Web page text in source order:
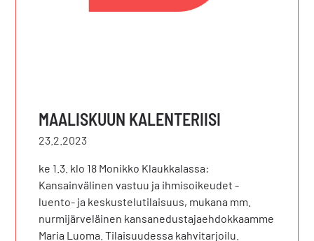
MAALISKUUN KALENTERIISI
23.2.2023
ke 1.3. klo 18 Monikko Klaukkalassa:
Kansainvälinen vastuu ja ihmisoikeudet -
luento- ja keskustelutilaisuus, mukana mm.
nurmijärveläinen kansanedustajaehdokkaamme
Maria Luoma. Tilaisuudessa kahvitarjoilu.